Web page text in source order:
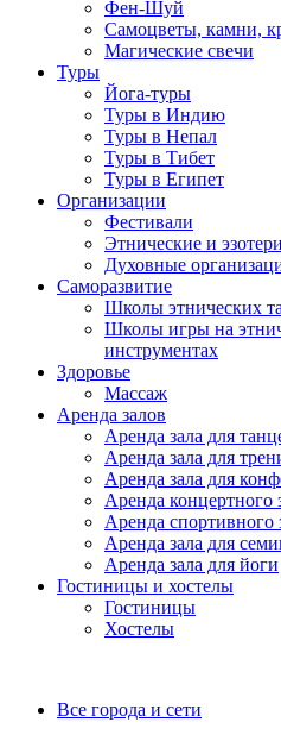
Фен-Шуй
Самоцветы, камни,
Магические свечи
Туры
Йога-туры
Туры в Индию
Туры в Непал
Туры в Тибет
Туры в Египет
Организации
Фестивали
Этнические и
Духовные
Саморазвитие
Школы этнических
Школы игры на
инструментах
Здоровье
Массаж
Аренда залов
Аренда зала для
Аренда зала для
Аренда зала для
Аренда концертного
Аренда спортивного
Аренда зала для
Аренда зала для йоги
Гостиницы и хостелы
Гостиницы
Хостелы
Все города и сети